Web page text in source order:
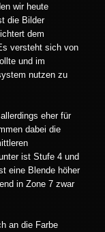
wir heute
die Bilder
dem
versteht sich von
und im
nutzen zu
eher für
dabei die
ist Stufe 4 und
eine Blende höher
in Zone 7 zwar
an die Farbe